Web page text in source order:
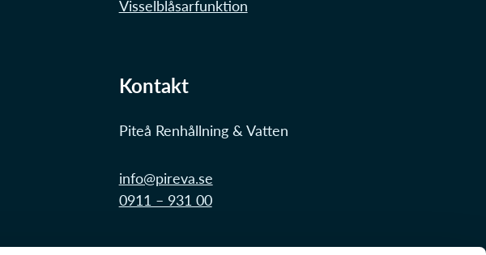
Visselblåsarfunktion
Kontakt
Piteå Renhållning & Vatten
info@pireva.se
0911 – 931 00